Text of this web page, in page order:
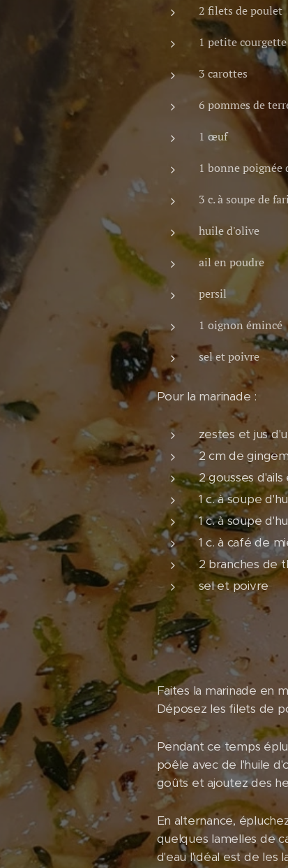
2 filets de poulet
1 petite courgette
3 carottes
6 pommes de
1 œuf
1 bonne poignée
3 c. à soupe de
huile d'olive
ail en poudre
persil
1 oignon émincé
sel et poivre
Pour la marinade :
zestes et jus
2 cm de
2 gousses
1 c. à soupe
1 c. à soupe
1 c. à café de
2 branches de
sel et poivre
Faites la marinade en
Déposez les filets de
Pendant ce temps
poêle avec de l'huile
goûts et ajoutez des
En alternance,
quelques lamelles de
d'eau l'idéal est de les